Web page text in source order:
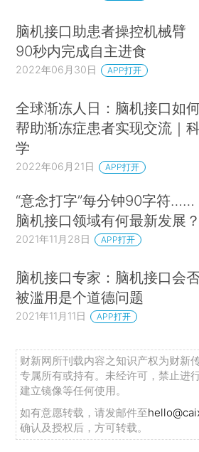
脑机接口助患者操控机械臂
90秒内完成自主进食
2022年06月30日 APP打开
全球渐冻人日：脑机接口如
帮助渐冻症患者实现交流｜
学
2022年06月21日 APP打开
“意念打字”每分钟90字符……
脑机接口领域有何最新发展？
2021年11月28日 APP打开
脑机接口专家：脑机接口会
被滥用是个道德问题
2021年11月11日 APP打开
财新网所刊载内容之知识产权为财新
专属所有或持有。未经许可，禁止进
建立镜像等任何使用。
如有意愿转载，请发邮件至
确认及授权后，方可转载。